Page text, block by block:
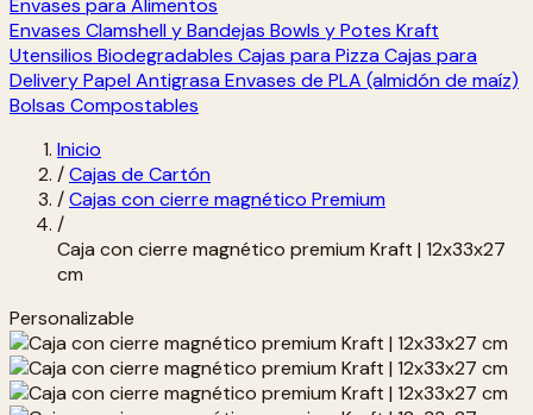
Envases para Alimentos
Envases Clamshell y Bandejas Bowls y Potes Kraft
Utensilios Biodegradables Cajas para Pizza Cajas para
DeliveryPapel Antigrasa Envases de PLA (almidón de maíz)
Bolsas Compostables
Inicio
/Cajas de Cartón
/Cajas con cierre magnético Premium
/
Caja con cierre magnético premium Kraft | 12x33x27
cm
Personalizable